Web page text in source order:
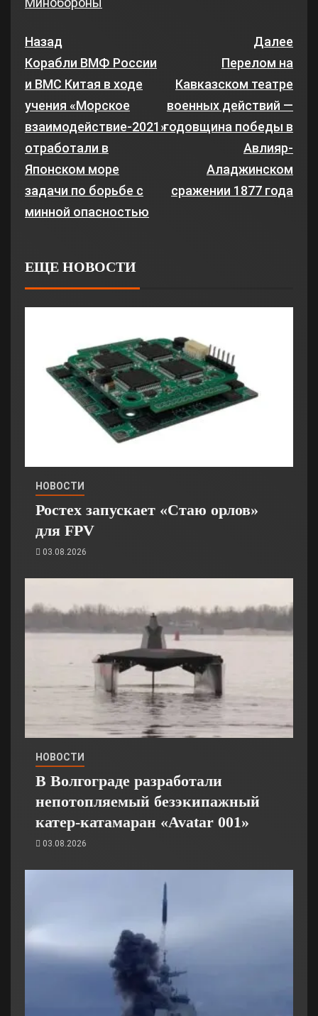
Назад
Корабли ВМФ России
и ВМС Китая в ходе
учения «Морское
взаимодействие-2021»
отработали в
Японском море
задачи по борьбе с
минной опасностью
Далее
Перелом на
Кавказском театре
военных действий —
годовщина победы в
Авлияр-
Аладжинском
сражении 1877 года
ЕЩЕ НОВОСТИ
НОВОСТИ
Ростех запускает «Стаю орлов»
для FPV
03.08.2026
НОВОСТИ
В Волгограде разработали
непотопляемый безэкипажный
катер-катамаран «Avatar 001»
03.08.2026